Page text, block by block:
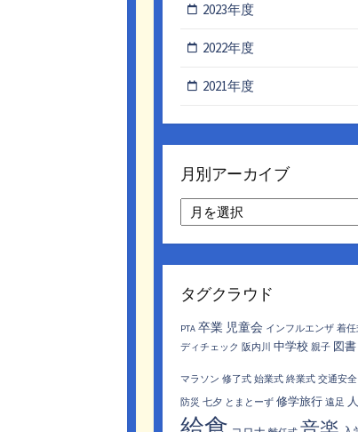
2023年度
2022年度
2021年度
月別アーカイブ
別
ア
ー
イ
タグクラウド
PTA 卒業 児童会 インフルエンザ 着任
ディチェック 阪内川 中学校 親子 図書
マラソン 修了式 始業式 終業式 交通安全
防災 七夕 とまとーず 修学旅行 遠足